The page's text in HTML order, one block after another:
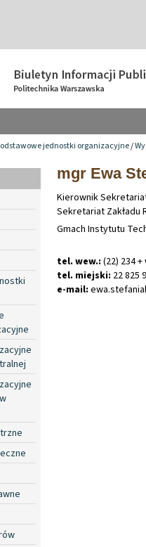
jednostki organizacyjne/
mgr Ewa
Kierownik
Sekretariat Zakładu
Gmach Instytutu
tel. wew.: (22) 234
tel. miejski: 22 825
e-mail: ewa.